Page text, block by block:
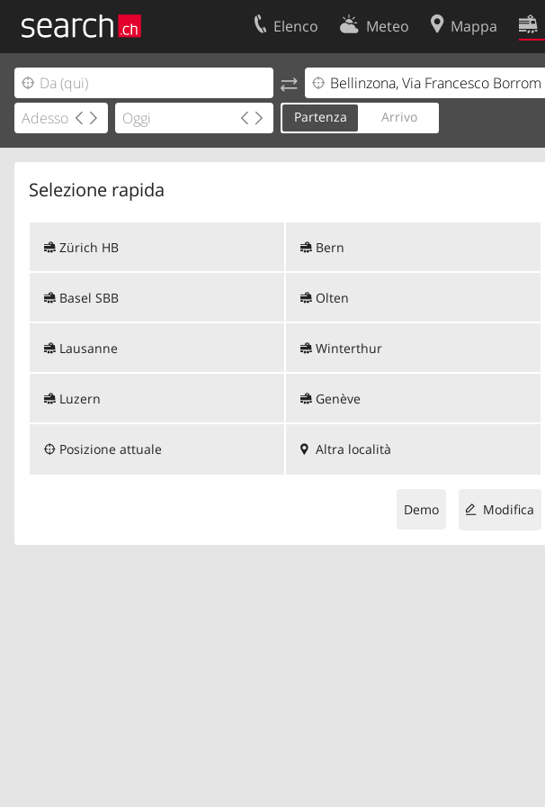
Elenco Meteo Mappa
Partenza Arrivo
Selezione rapida
Zürich HB
Basel SBB
Lausanne
Luzern
Bern
Olten
Winterthur
Genève
Posizione attuale Altra località
Modifica
Demo
Il vostro profolio
Area clienti
Contatti
Condizioni d’uso